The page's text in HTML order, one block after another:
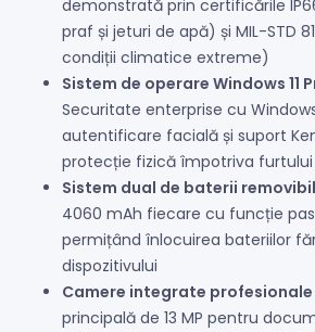
demonstrată prin certificările
praf și jeturi de apă) și MIL-STD
condiții climatice extreme)
Sistem de operare Windows 11
Securitate enterprise cu
autentificare facială și suport
protecție fizică împotriva furtului
Sistem dual de baterii
4060 mAh fiecare cu funcție
permițând înlocuirea bateriilor
dispozitivului
Camere integrate profesionale
principală de 13 MP pentru